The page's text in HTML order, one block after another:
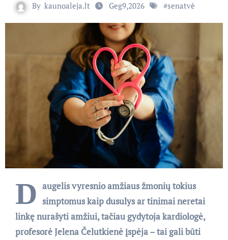
By kaunoaleja.lt Geg9,2026 #senatvė
D augelis vyresnio amžiaus žmonių tokius
simptomus kaip dusulys ar tinimai neretai
linkę nurašyti amžiui, tačiau gydytoja kardiologė,
profesorė Jelena Čelutkienė įspėja – tai gali būti